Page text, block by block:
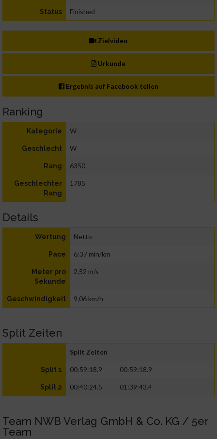
Status Finished
Zielvideo
Urkunde
Ergebnis auf Facebook teilen
Ranking
Kategorie W
Geschlecht W
Rang 6350
Geschlechter
Rang
1785
Details
Wertung Netto
Pace 6:37 min/km
Meter pro
Sekunde
2,52 m/s
Geschwindigkeit 9,06 km/h
Split Zeiten
Split Zeiten
Split 1 00:59:18.9 00:59:18.9
Split 2 00:40:24.5 01:39:43.4
Team NWB Verlag GmbH & Co. KG / 5er
Team